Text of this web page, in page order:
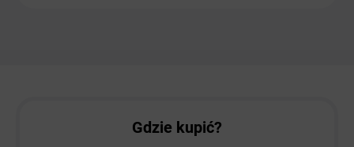
Gdzie kupić?